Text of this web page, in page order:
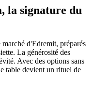
la signature du
d'Edremit, préparés
La générosité des
Avec des options sans
table devient un rituel de